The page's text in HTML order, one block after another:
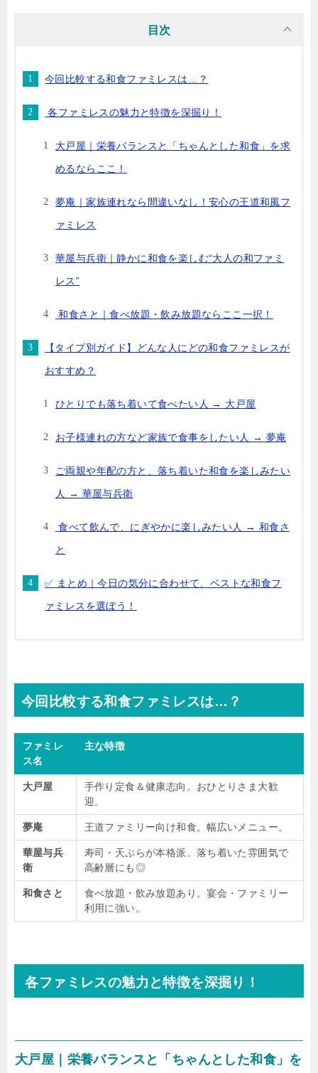
目次
今回比較する和食ファミレスは…？
各ファミレスの魅力と特徴を深掘り！
大戸屋｜栄養バランスと「ちゃんとした和食」を求
めるならここ！
夢庵｜家族連れなら間違いなし！安心の王道和風フ
ァミレス
華屋与兵衛｜静かに和食を楽しむ“大人の和ファミ
レス”
和食さと｜食べ放題・飲み放題ならここ一択！
【タイプ別ガイド】どんな人にどの和食ファミレスが
おすすめ？
ひとりでも落ち着いて食べたい人 → 大戸屋
お子様連れの方など家族で食事をしたい人 → 夢庵
ご両親や年配の方と、落ち着いた和食を楽しみたい
人 → 華屋与兵衛
食べて飲んで、にぎやかに楽しみたい人 → 和食さ
と
✅ まとめ｜今日の気分に合わせて、ベストな和食フ
ァミレスを選ぼう！
今回比較する和食ファミレスは…？
ファミレ
ス名
主な特徴
大戸屋
手作り定食＆健康志向。おひとりさま大歓
迎。
夢庵 王道ファミリー向け和食。幅広いメニュー。
華屋与兵
衛
寿司・天ぷらが本格派。落ち着いた雰囲気で
高齢層にも◎
和食さと
食べ放題・飲み放題あり。宴会・ファミリー
利用に強い。
各ファミレスの魅力と特徴を深掘り！
大戸屋｜栄養バランスと「ちゃんとした和食」を